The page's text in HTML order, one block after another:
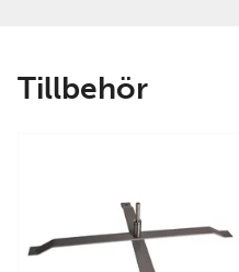
Tillbehör